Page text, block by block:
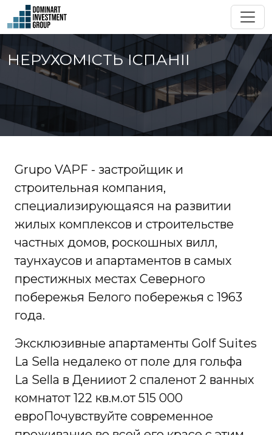
НЕРУХОМIСТЬ IСПАНII
Grupo VAPF - застройщик и
строительная компания,
специализирующаяся на развитии
жилых комплексов и строительстве
частных домов, роскошных вилл,
таунхаусов и апартаментов в самых
престижных местах Северного
побережья Белого побережья с 1963
года.
Эксклюзивные апартаменты Golf Suites
La Sella недалеко от поле для гольфа
La Sella в Денииот 2 спаленот 2 ванных
комнатот 122 кв.м.от 515 000
евроПочувствуйте современное